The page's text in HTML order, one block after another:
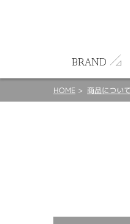
BRAND
HOME 商品につい